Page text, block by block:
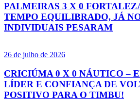
PALMEIRAS 3 X 0
TEMPO EQUILIBRADO, JÁ
INDIVIDUAIS PESARAM
26 de julho de 2026
CRICIÚMA 0 X 0 NÁUTICO –
LÍDER E CONFIANÇA DE
POSITIVO PARA O TIMBU!